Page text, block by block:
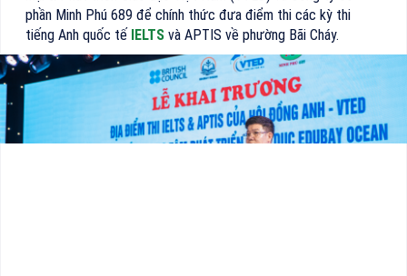
phần Minh Phú 689 để chính thức đưa điểm thi các kỳ thi
tiếng Anh quốc tế IELTS và APTIS về phường Bãi Cháy.